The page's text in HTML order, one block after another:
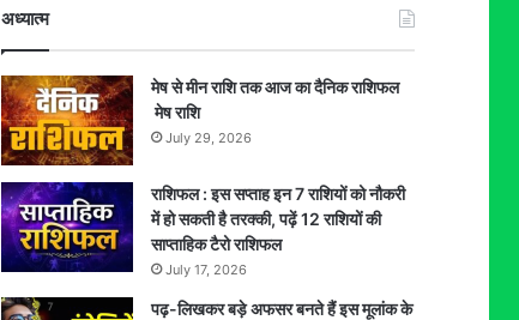
अध्यात्म
मेष से मीन राशि तक आज का दैनिक राशिफल
मेष राशि
July 29, 2026
राशिफल : इस सप्ताह इन 7 राशियों को नौकरी
में हो सकती है तरक्की, पढ़ें 12 राशियों की
साप्ताहिक टैरो राशिफल
July 17, 2026
पढ़-लिखकर बड़े अफसर बनते हैं इस मूलांक के